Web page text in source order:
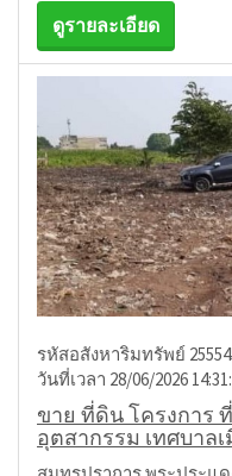
ดูรายละเอียด
รหัสอสังหาริมทรัพย์
วันที่เวลา 28/06/2026
ขาย ที่ดิน โครงการ
อุตสากรรม เทศบาลเ